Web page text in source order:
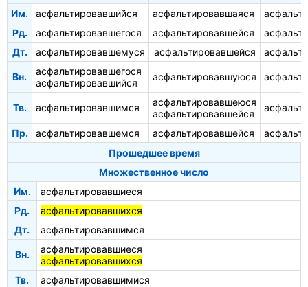
Им.
асфальтировавшийся асфальтировавшаяся
Рд.
асфальтировавшегося асфальтировавшейся
Дт.
асфальтировавшемуся асфальтировавшейся
Вн.
асфальтировавшегося
асфальтировавшийся
асфальтировавшуюся
Тв. асфальтировавшимся
асфальтировавшеюся
асфальтировавшейся
Пр. асфальтировавшемся асфальтировавшейся
Прошедшее время
Множественное число
Им.
асфальтировавшиеся
Рд.
асфальтировавшихся
Дт.
асфальтировавшимся
Вн.
асфальтировавшиеся
асфальтировавшихся
Тв.
асфальтировавшимися